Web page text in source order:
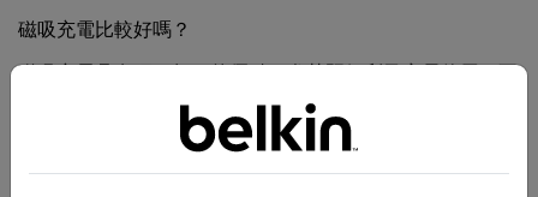
磁吸充電比較好嗎？
磁吸充電具有獨一無二的優點，尤其既便利又容易使用。不
總而言之，隨身磁吸行動充電器使充電體驗更加便利而且更